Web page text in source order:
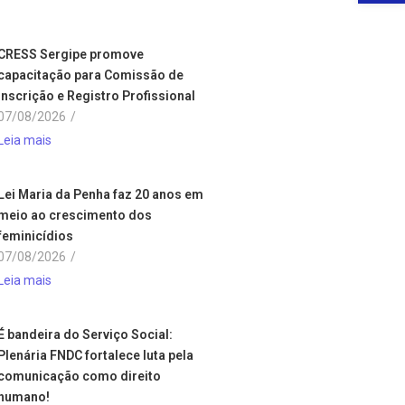
Sergipe promove
para Comissão de
e Registro Profissional
08/2026 /
mais
Maria da Penha faz 20 anos em
ao crescimento dos
08/2026 /
mais
bandeira do Serviço Social:
FNDC fortalece luta pela
como direito